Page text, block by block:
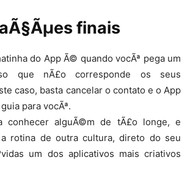
finais
do App Ã© quando vocÃª pega um
que nÃ£o corresponde os seus
caso, basta cancelar o contato e o App
para vocÃª.
conhecer alguÃ©m de tÃ£o longe, e
rotina de outra cultura, direto do seu
um dos aplicativos mais criativos